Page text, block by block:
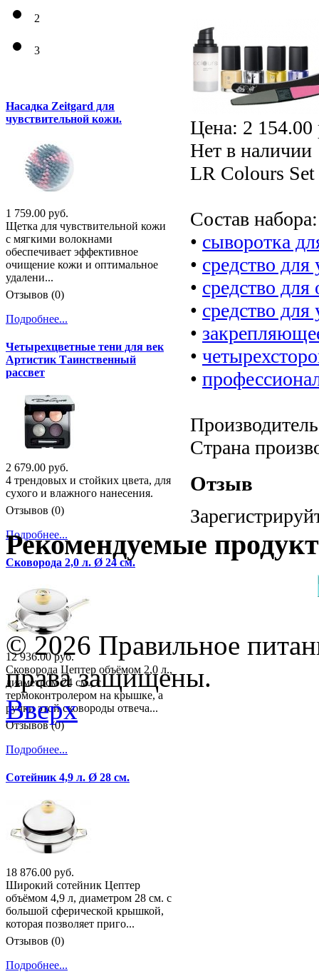
Цена: 2 154.00
Нет в наличии
LR Colours
Состав набора:
• сыворотка
• средство для
• средство для
• средство
•
•
•
Страна
Отзыв
2
3
Насадка Zeitgard для
чувствительной кожи.
1 759.00 руб.
Щетка для чувствительной кожи
с мягкими волокнами
обеспечивает эффективное
очищение кожи и оптимальное
удалени...
Отзывов (0)
Подробнее...
Четырехцветные тени для век
Артистик Таинственный
рассвет
2 679.00 руб.
4 трендовых и стойких цвета, для
сухого и влажного нанесения.
Отзывов (0)
Подробнее...
Сковорода 2,0 л. Ø 24 см.
12 936.00 руб.
Сковорода Цептер объёмом 2,0 л.,
диаметром 24 см., с
термоконтролером на крышке, а
ручки этой сковороды отвеча...
Отзывов (0)
Подробнее...
Сотейник 4,9 л. Ø 28 см.
18 876.00 руб.
Широкий сотейник Цептер
объёмом 4,9 л, диаметром 28 см. с
большой сферической крышкой,
которая позволяет приго...
Отзывов (0)
Подробнее...
Рекомендуемые
© 2026 Правильное
права защищены.
Вверх